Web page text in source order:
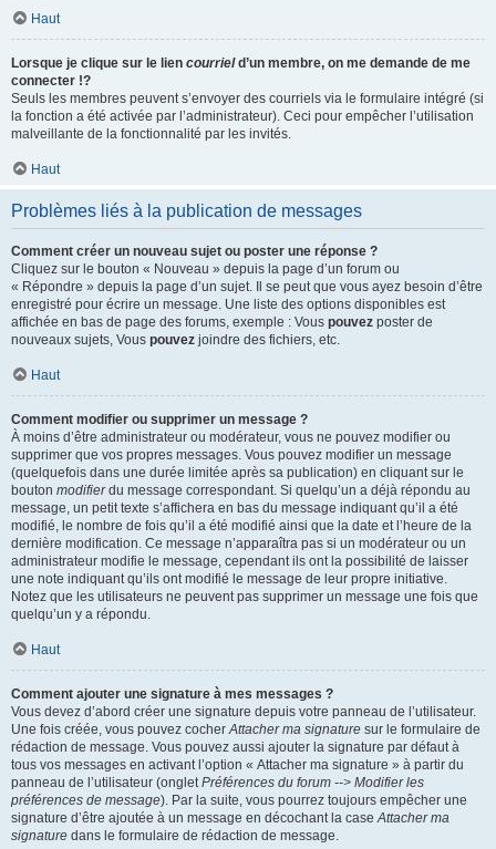
Haut
Lorsque je clique sur le lien courrield’un membre, on me demande de me
connecter !?
Seuls les membres peuvent s’envoyer des courriels via le formulaire intégré (si
la fonction a été activée par l’administrateur). Ceci pour empêcher l’utilisation
malveillante de la fonctionnalité par les invités.
Haut
Problèmes liés à la publication de messages
Comment créer un nouveau sujet ou poster une réponse ?
Cliquez sur le bouton « Nouveau » depuis la page d’un forum ou
« Répondre » depuis la page d’un sujet. Il se peut que vous ayez besoin d’être
enregistré pour écrire un message. Une liste des options disponibles est
affichée en bas de page des forums, exemple : Vous pouvez poster de
nouveaux sujets, Vous pouvez joindre des fichiers, etc.
Haut
Comment modifier ou supprimer un message ?
À moins d’être administrateur ou modérateur, vous ne pouvez modifier ou
supprimer que vos propres messages. Vous pouvez modifier un message
(quelquefois dans une durée limitée après sa publication) en cliquant sur le
bouton modifierdu message correspondant. Si quelqu’un a déjà répondu au
message, un petit texte s’affichera en bas du message indiquant qu’il a été
modifié, le nombre de fois qu’il a été modifié ainsi que la date et l’heure de la
dernière modification. Ce message n’apparaîtra pas si un modérateur ou un
administrateur modifie le message, cependant ils ont la possibilité de laisser
une note indiquant qu’ils ont modifié le message de leur propre initiative.
Notez que les utilisateurs ne peuvent pas supprimer un message une fois que
quelqu’un y a répondu.
Haut
Comment ajouter une signature à mes messages ?
Vous devez d’abord créer une signature depuis votre panneau de l’utilisateur.
Une fois créée, vous pouvez cocherAttacher ma signature sur le formulaire de
rédaction de message. Vous pouvez aussi ajouter la signature par défaut à
tous vos messages en activant l’option « Attacher ma signature » à partir du
panneau de l’utilisateur (ongletPréférences du forum --> Modifier les
préférences de message). Par la suite, vous pourrez toujours empêcher une
signature d’être ajoutée à un message en décochant la caseAttacher ma
signature dans le formulaire de rédaction de message.